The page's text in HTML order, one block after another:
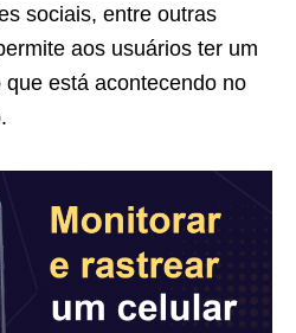
sociais, entre outras
aos usuários ter um
está acontecendo no